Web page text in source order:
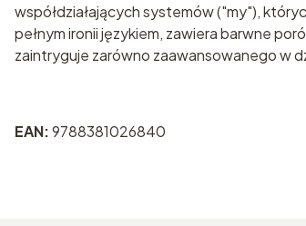
współdziałających systemów ("my"),
pełnym ironii językiem, zawiera barwne
zaintryguje zarówno zaawansowanego w
EAN:9788381026840